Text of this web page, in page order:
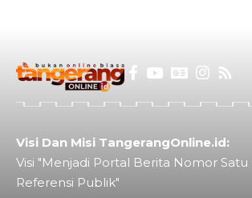
Visi Dan Misi TangerangOnline.id:
Visi "Menjadi Portal Berita Nomor Satu
Referensi Publik"